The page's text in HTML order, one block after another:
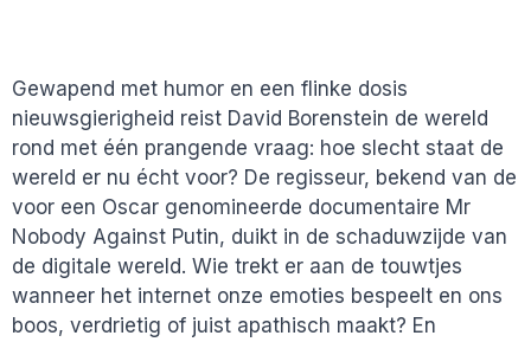
Gewapend met humor en een flinke dosis
nieuwsgierigheid reist David Borenstein de wereld
rond met één prangende vraag: hoe slecht staat de
wereld er nu écht voor? De regisseur, bekend van de
voor een Oscar genomineerde documentaire Mr
Nobody Against Putin, duikt in de schaduwzijde van
de digitale wereld. Wie trekt er aan de touwtjes
wanneer het internet onze emoties bespeelt en ons
boos, verdrietig of juist apathisch maakt? En